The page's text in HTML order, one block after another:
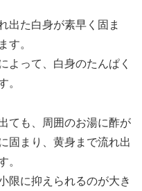
出た白身が素早く固ま
す。
よって、白身のたんぱく
。
ても、周囲のお湯に酢が
固まり、黄身まで流れ出
。
限に抑えられるのが大き